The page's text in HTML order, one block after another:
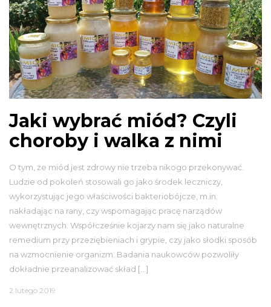
Jaki wybrać miód? Czyli
choroby i walka z nimi
O tym, że miód jest zdrowy nie trzeba nikogo przekonywać.
Ludzie od pokoleń stosowali go jako środek leczniczy,
wykorzystując jego właściwości bakteriobójcze, m.in.
nakładając na rany, czy wspomagając pracę narządów
wewnętrznych. Współcześnie kojarzy nam się jako naturalne
remedium przy przeziębieniach i grypie, czy jako słodki sposób
na wzmocnienie organizm. Badania naukowców pozwoliły
dokładnie przeanalizować skład […]
2 lutego 2019